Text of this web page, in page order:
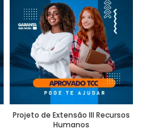
Projeto de Extensão III Recursos
Humanos